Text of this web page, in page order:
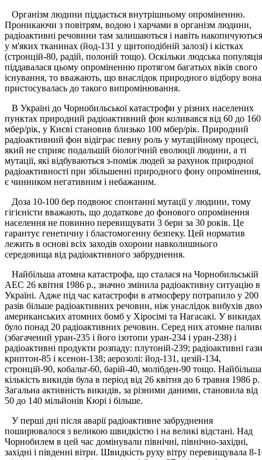
Організм людини піддається внутрішньому опроміненню.
Проникаючи з повітрям, водою і харчами в організм людини,
радіоактивні речовини там залишаються і навіть накопичуються
у м'яких тканинах (йод-131 у щитоподібній залозі) і кістках
(стронцій-80, радій, полоній тощо). Оскільки людська популяція
піддавалася цьому опроміненню протягом багатьох віків свого
існування, то вважають, що внаслідок природного відбору вона
пристосувалась до такого випромінювання.
В Україні до Чорнобильської катастрофи у різних населених
пунктах природний радіоактивний фон коливався від 60 до 160
мбер/рік, у Києві становив близько 100 мбер/рік. Природний
радіоактивний фон відіграє певну роль у мутаційному процесі,
який не сприяє подальшій біологічній еволюції людини, а ті
мутації, які відбуваються з-поміж людей за рахунок природної
радіоактивності при збільшенні природного фону опромінення,
є чинником негативним і небажаним.
Доза 10-100 бер подвоює спонтанні мутації у людини, тому
гігієністи вважають, що додаткове до фонового опромінення
населення не повинно перевищувати 3 бери за 30 років. Це
гарантує генетичну і бластомогенну безпеку. Цей норматив
лежить в основі всіх заходів охорони навколишнього
середовища від радіоактивного забруднення.
Найбільша атомна катастрофа, що сталася на Чорнобильській
АЕС 26 квітня 1986 р., значно змінила радіоактивну ситуацію в
Україні. Адже під час катастрофи в атмосферу потрапило у 200
разів більше радіоактивних речовин, ніж унаслідок вибухів
американських атомних бомб у Хіросімі та Нагасакі. У викидах
було понад 20 радіоактивних речовин. Серед них атомне
(збагачений уран-235 і його ізотопи уран-234 і уран-238) і
радіоактивні продукти розпаду: плутоній-239; радіоактивні
криптон-85 і ксенон-138; аерозолі: йод-131, цезій-134,
стронцій-90, кобальт-60, барій-40, молібден-90 тощо. Найбільша
кількість викидів була в період від 26 квітня до 6 травня 1986 р.
Загальна активність викидів, за різними даними, становила від
50 до 140 мільйонів Кюрі і більше.
У перші дні після аварії радіоактивне забруднення
поширювалося з великою швидкістю і на великі відстані. Над
Чорнобилем в цей час домінували північні, північно-західні,
західні і південні вітри. Швидкість руху вітру перевищувала 8-